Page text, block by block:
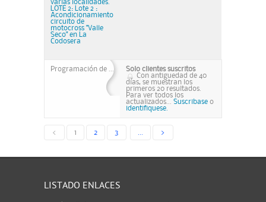
varias localidades.
LOTE 2: Lote 2 :
Acondicionamiento
circuito de
motocross "Valle
Seco" en La
Codosera
Programación de ...
Solo clientes suscritos
Con antiguedad de 40
días, se muestran los
primeros 20 resultados.
Para ver todos los
actualizados... Suscribase o
identifiquese.
< 1 2 3 >
LISTADO ENLACES